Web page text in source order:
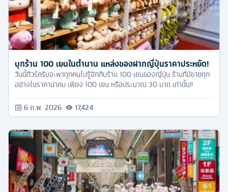
บุกร้าน 100 เยนในตำนาน แหล่งของฝากญี่ปุ่นราคาประหยัด!
วันนี้ทัวร์ครับจะพาทุกคนไปรู้จักกับร้าน 100 เยนของญี่ปุ่น ร้านที่มีขายทุก
อย่างในราคาน่าคบ เพียง 100 เยน หรือประมาณ 30 บาท เท่านั้น!!
6 ก.พ. 2026 17,424